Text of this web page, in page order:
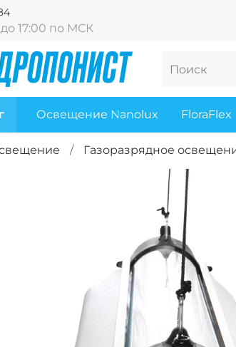
17:00 по МСК
Освещение Nanolux FloraFlex
Газоразрядное